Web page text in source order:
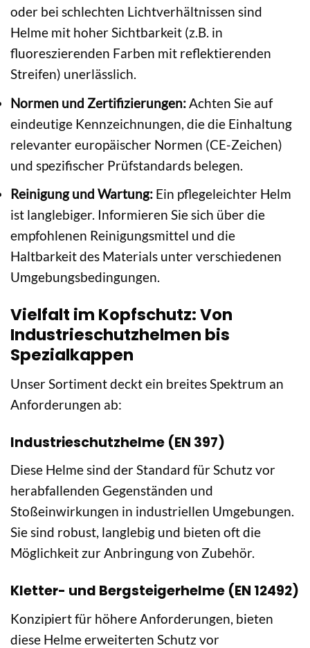
oder bei schlechten Lichtverhältnissen sind
Helme mit hoher Sichtbarkeit (z.B. in
fluoreszierenden Farben mit reflektierenden
Streifen) unerlässlich.
Normen und Zertifizierungen:Achten Sie auf
eindeutige Kennzeichnungen, die die Einhaltung
relevanter europäischer Normen (CE-Zeichen)
und spezifischer Prüfstandards belegen.
Reinigung und Wartung: Ein pflegeleichter Helm
ist langlebiger. Informieren Sie sich über die
empfohlenen Reinigungsmittel und die
Haltbarkeit des Materials unter verschiedenen
Umgebungsbedingungen.
Vielfalt im Kopfschutz: Von
Industrieschutzhelmen bis
Spezialkappen
Unser Sortiment deckt ein breites Spektrum an
Anforderungen ab:
Industrieschutzhelme (EN 397)
Diese Helme sind der Standard für Schutz vor
herabfallenden Gegenständen und
Stoßeinwirkungen in industriellen Umgebungen.
Sie sind robust, langlebig und bieten oft die
Möglichkeit zur Anbringung von Zubehör.
Kletter- und Bergsteigerhelme (EN 12492)
Konzipiert für höhere Anforderungen, bieten
diese Helme erweiterten Schutz vor